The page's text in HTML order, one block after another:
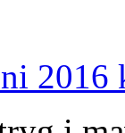
2016